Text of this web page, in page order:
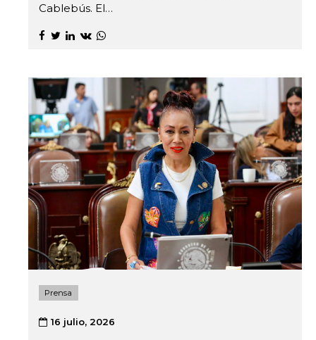
Cablebús. El…
Prensa
16 julio, 2026